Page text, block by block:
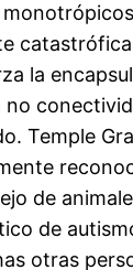
la
Temple
de
de
otras